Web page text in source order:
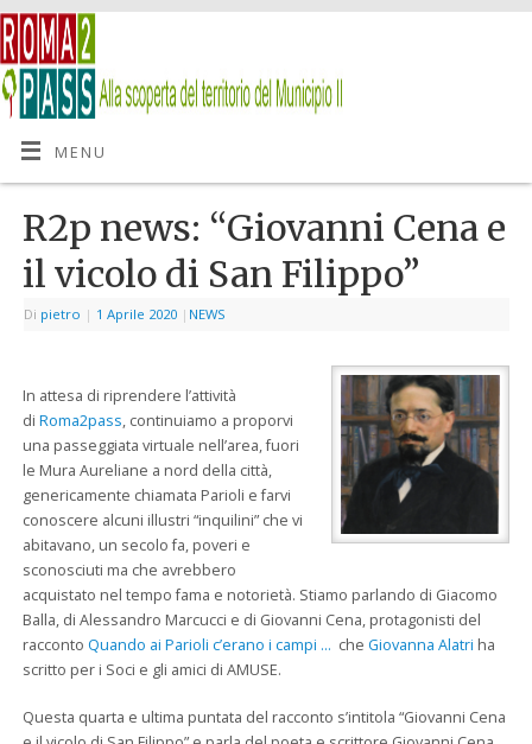
MENU
R2p news: “Giovanni Cena e
il vicolo di San Filippo”
Di pietro | 1 Aprile 2020 | NEWS
In attesa di riprendere l’attività
di Roma2pass, continuiamo a proporvi
una passeggiata virtuale nell’area, fuori
le Mura Aureliane a nord della città,
genericamente chiamata Parioli e farvi
conoscere alcuni illustri “inquilini” che vi
abitavano, un secolo fa, poveri e
sconosciuti ma che avrebbero
acquistato nel tempo fama e notorietà. Stiamo parlando di Giacomo
Balla, di Alessandro Marcucci e di Giovanni Cena, protagonisti del
racconto Quando ai Parioli c’erano i campi … che Giovanna Alatri ha
scritto per i Soci e gli amici di AMUSE.
Questa quarta e ultima puntata del racconto s’intitola “Giovanni Cena